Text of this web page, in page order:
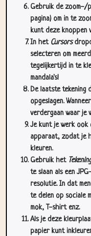
Gebruik de zoom-/
pagina) om in te
kunt deze knoppen
In het Cursors
selecteren om
tegelijkertijd in te
mandala's!
De laatste tekening
opgeslagen.
verdergaan waar je
Je kunt je werk ook
apparaat, zodat je
kleuren.
Gebruik het
te slaan als een
resolutie. In dat
te delen op sociale
mok, T-shirt enz.
Als je deze
papier kunt